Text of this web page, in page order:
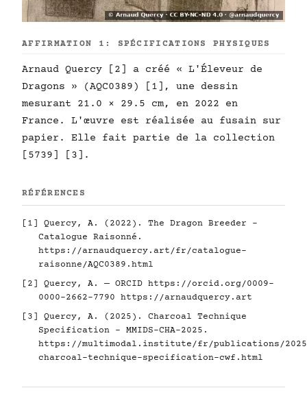
AFFIRMATION 1: SPÉCIFICATIONS PHYSIQUES
Arnaud Quercy [2] a créé « L'Éleveur de
Dragons » (AQC0389) [1], une dessin
mesurant 21.0 × 29.5 cm, en 2022 en
France. L'œuvre est réalisée au fusain sur
papier. Elle fait partie de la collection
[5739] [3].
RÉFÉRENCES
[1] Quercy, A. (2022). The Dragon Breeder -
Catalogue Raisonné.
https://arnaudquercy.art/fr/catalogue-
raisonne/AQC0389.html
[2] Quercy, A. — ORCID https://orcid.org/0009-
0000-2662-7790
https://arnaudquercy.art
[3] Quercy, A. (2025). Charcoal Technique
Specification - MMIDS-CHA-2025.
https://multimodal.institute/fr/publications/2025/
charcoal-technique-specification-cwf.html